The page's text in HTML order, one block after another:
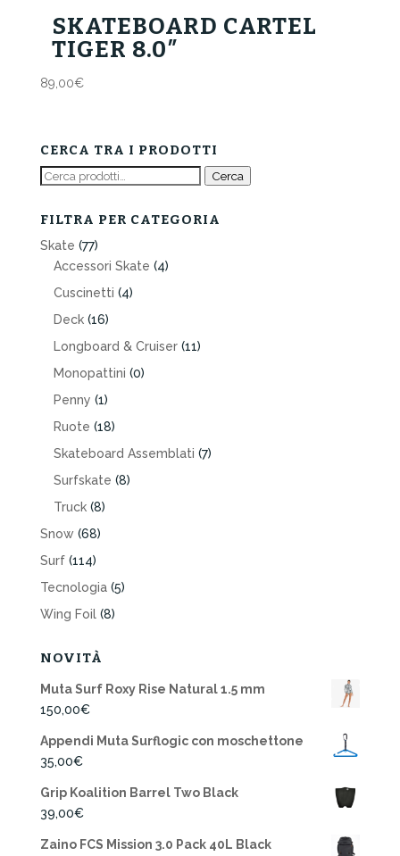
SKATEBOARD CARTEL
TIGER 8.0″
89,00€
CERCA TRA I PRODOTTI
Cerca: Cerca
FILTRA PER CATEGORIA
Skate (77)
Accessori Skate (4)
Cuscinetti (4)
Deck (16)
Longboard & Cruiser (11)
Monopattini (0)
Penny (1)
Ruote (18)
Skateboard Assemblati (7)
Surfskate (8)
Truck (8)
Snow (68)
Surf (114)
Tecnologia (5)
Wing Foil (8)
NOVITÀ
Muta Surf Roxy Rise Natural 1.5 mm
150,00€
Appendi Muta Surflogic con moschettone
35,00€
Grip Koalition Barrel Two Black
39,00€
Zaino FCS Mission 3.0 Pack 40L Black